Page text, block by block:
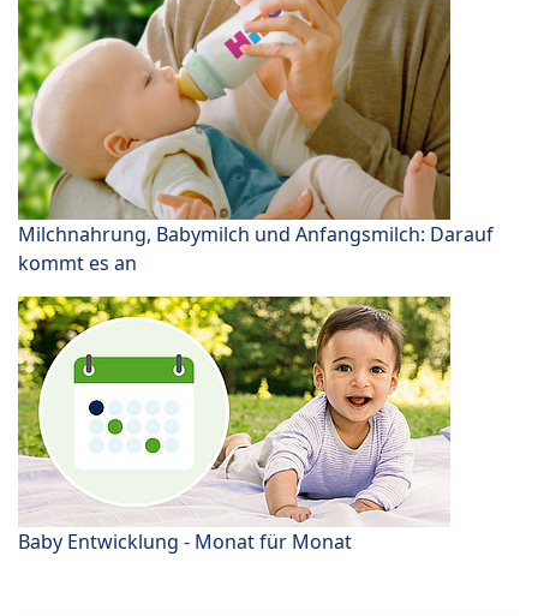
Milchnahrung, Babymilch und Anfangsmilch: Darauf
kommt es an
Baby Entwicklung - Monat für Monat